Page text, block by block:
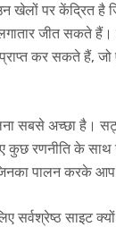
खेलों पर केंद्रित है
जीत सकते हैं।
कर सकते हैं, जो
सबसे अच्छा है।
कुछ रणनीति के
जिनका पालन करके
सर्वश्रेष्ठ साइट